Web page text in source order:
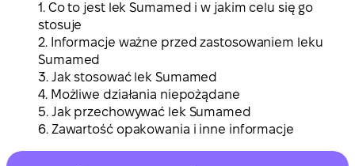
1. Co to jest lek Sumamed i w jakim celu się go
stosuje
2. Informacje ważne przed zastosowaniem leku
Sumamed
3. Jak stosować lek Sumamed
4. Możliwe działania niepożądane
5. Jak przechowywać lek Sumamed
6. Zawartość opakowania i inne informacje